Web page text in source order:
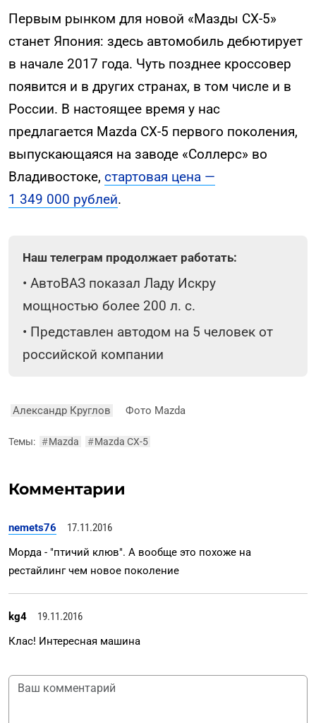
Первым рынком для новой «Мазды СХ-5»
станет Япония: здесь автомобиль дебютирует
в начале 2017 года. Чуть позднее кроссовер
появится и в других странах, в том числе и в
России. В настоящее время у нас
предлагается Mazda CX-5 первого поколения,
выпускающаяся на заводе «Соллерс» во
Владивостоке, стартовая цена —
1 349 000 рублей.
Наш телеграм продолжает работать:
• АвтоВАЗ показал Ладу Искру
мощностью более 200 л. с.
• Представлен автодом на 5 человек от
российской компании
Александр Круглов Фото Mazda
Темы: #Mazda #Mazda CX-5
Комментарии
nemets76
17.11.2016
Морда - "птичий клюв". А вообще это похоже на
рестайлинг чем новое поколение
kg4
19.11.2016
Клас! Интересная машина